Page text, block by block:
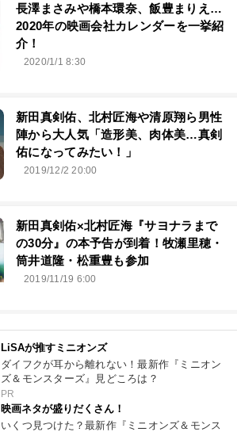
長澤まさみや橋本環奈、飯豊まりえ…
2020年の映画会社カレンダーを一挙紹
介！
2020/1/1 8:30
新田真剣佑、北村匠海や清原翔ら男性
陣から大人気「造形美、肉体美…真剣
佑になってみたい！」
2019/12/2 20:00
新田真剣佑×北村匠海『サヨナラまで
の30分』の本予告が到着！牧瀬里穂・
筒井道隆・松重豊も参加
2019/11/19 6:00
LiSAが推すミニオンズ
ダイフクが耳から離れない！最新作『ミニオン
ズ＆モンスターズ』見どころは？
PR
映画ネタが盛りだくさん！
いくつ見つけた？最新作『ミニオンズ＆モンス